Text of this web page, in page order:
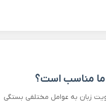
ما مناسب است؟
زبان به عوامل مختلفی بستگی